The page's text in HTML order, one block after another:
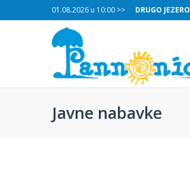
01.08.2026 u 10:00 >>
30 g/L) DRUGO JEZERO
Javne nabavke